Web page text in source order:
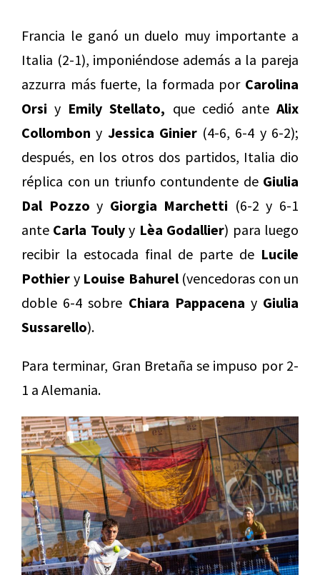
Francia le ganó un duelo muy importante a
Italia (2-1), imponiéndose además a la pareja
azzurra más fuerte, la formada por Carolina
Orsi y Emily Stellato, que cedió anteAlix
Collombon y Jessica Ginier(4-6, 6-4 y 6-2);
después, en los otros dos partidos, Italia dio
réplica con un triunfo contundente deGiulia
Dal Pozzo y Giorgia Marchetti (6-2 y 6-1
ante Carla Toulyy Lèa Godallier) para luego
recibir la estocada final de parte de Lucile
Pothier y Louise Bahurel(vencedoras con un
doble 6-4 sobre Chiara Pappacena y Giulia
Sussarello).
Para terminar, Gran Bretaña se impuso por 2-
1 a Alemania.